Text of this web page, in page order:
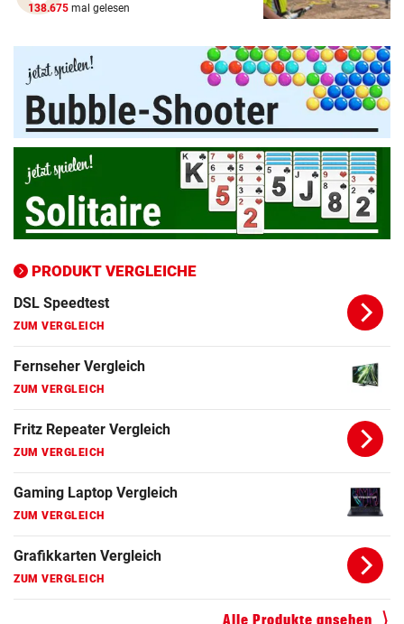
138.675 mal gelesen
PRODUKT VERGLEICHE
ZUM VERGLEICH
Apple-iPad Vergleich
ZUM VERGLEICH
Apple-iPhone Vergleich
ZUM VERGLEICH
Apple Macbook Vergleich
ZUM VERGLEICH
Bluetooth Lautsprecher Vergleich
ZUM VERGLEICH
DSL Speedtest
ZUM VERGLEICH
Fernseher Vergleich
ZUM VERGLEICH
Fritz Repeater Vergleich
ZUM VERGLEICH
Gaming Laptop Vergleich
ZUM VERGLEICH
Grafikkarten Vergleich
ZUM VERGLEICH
Alle Produkte ansehen